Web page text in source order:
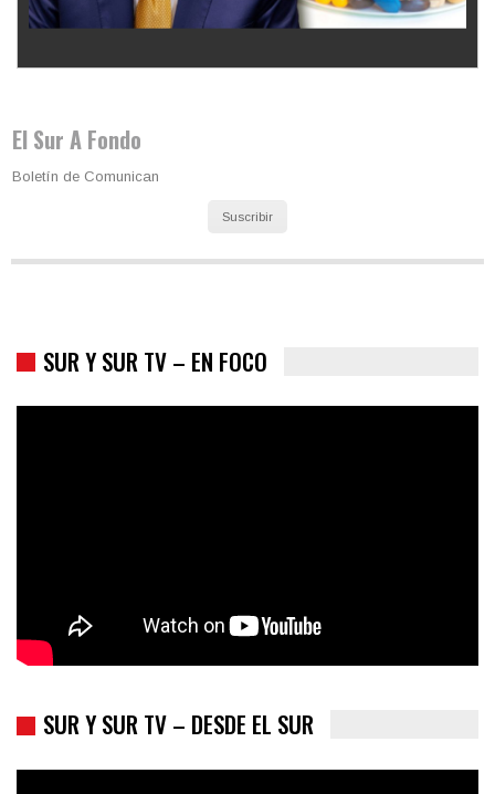
El Sur A Fondo
Boletín de Comunican
Suscribir
SUR Y SUR TV – EN FOCO
SUR Y SUR TV – DESDE EL SUR